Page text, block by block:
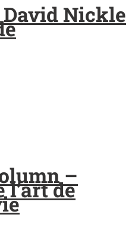
David Nickle
–
l’art de